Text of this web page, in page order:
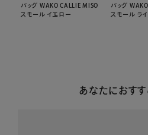
バッグ WAKO CALLIE MISO
スモール イエロー
バッグ
スモール ラ
あなたにおす